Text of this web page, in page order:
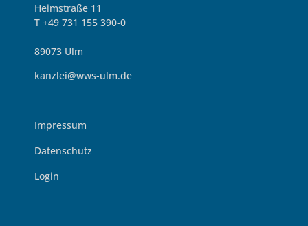
Heimstraße 11
T +49 731 155 390-0
89073 Ulm
kanzlei@wws-ulm.de
Impressum
Datenschutz
Login